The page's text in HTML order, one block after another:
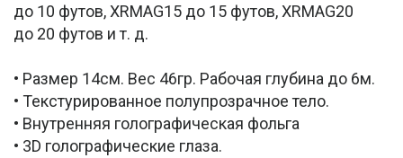
до 10 футов, XRMAG15 до 15 футов, XRMAG20
до 20 футов и т. д.
• Размер 14см. Вес 46гр. Рабочая глубина до 6м.
• Текстурированное полупрозрачное тело.
• Внутренняя голографическая фольга
• 3D голографические глаза.